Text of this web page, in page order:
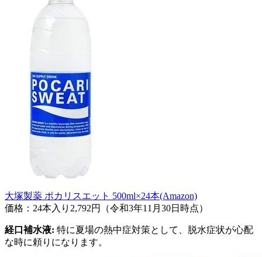
大塚製薬 ポカリスエット 500ml×24本(Amazon)
価格：24本入り2,792円（令和3年11月30日時点）
経口補水液: 特に夏場の熱中症対策として、脱水症状が心配
な時に頼りになります。